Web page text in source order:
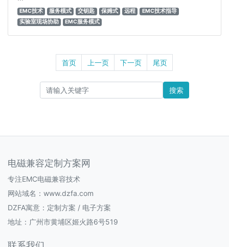
EMC技术 服务模式 交钥匙 保姆式 远程
EMC技术指导
实验室现场协助
EMC服务模式
首页 上一页 下一页 尾页
搜索
电磁兼容定制方案网
专注EMC电磁兼容技术
网站域名：www.dzfa.com
DZFA寓意：定制方案 / 电子方案
地址：广州市黄埔区姬火路6号519